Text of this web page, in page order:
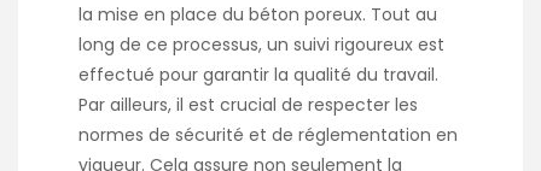
la mise en place du béton poreux. Tout au
long de ce processus, un suivi rigoureux est
effectué pour garantir la qualité du travail.
Par ailleurs, il est crucial de respecter les
normes de sécurité et de réglementation en
vigueur. Cela assure non seulement la